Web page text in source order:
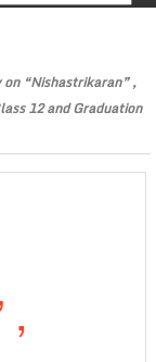
on “Nishastrikaran” ,
12 and Graduation
,